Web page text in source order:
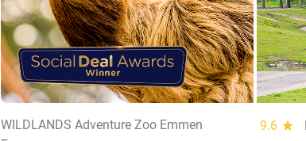
WILDLANDS Adventure Zoo Emmen 9.6 star